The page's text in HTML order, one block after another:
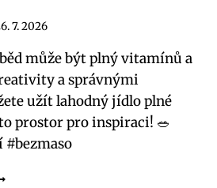
7. 2026
může být plný vitamínů a
a správnými
užít lahodný jídlo plné
prostor pro inspiraci! 🥗
#bezmaso